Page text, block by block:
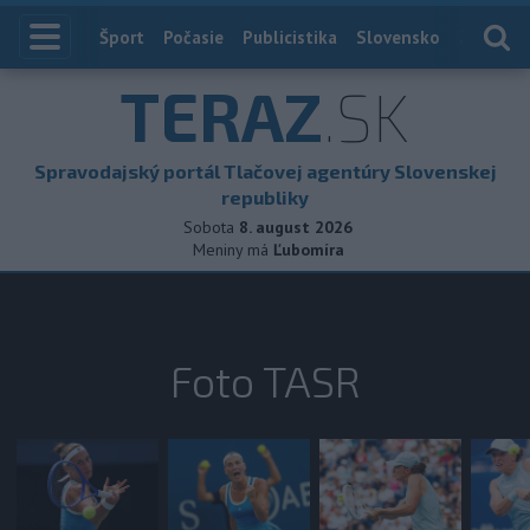
Index
Šport Počasie Publicistika Slovensko
TERAZ.SK
Spravodajský portál Tlačovej agentúry Slovenskej
republiky
Sobota 8. august 2026
Meniny má Ľubomíra
Foto TASR